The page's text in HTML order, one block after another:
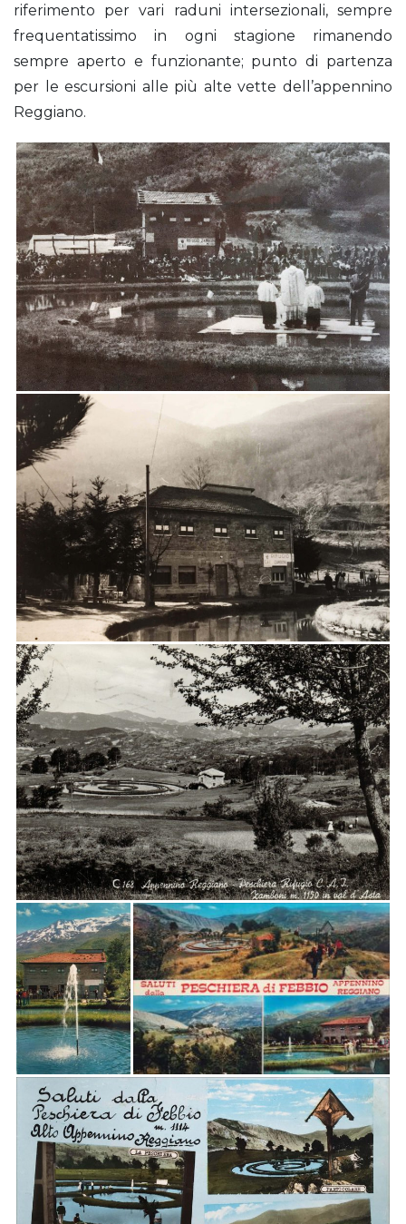
riferimento per vari raduni intersezionali, sempre
frequentatissimo in ogni stagione rimanendo
sempre aperto e funzionante; punto di partenza
per le escursioni alle più alte vette dell’appennino
Reggiano.